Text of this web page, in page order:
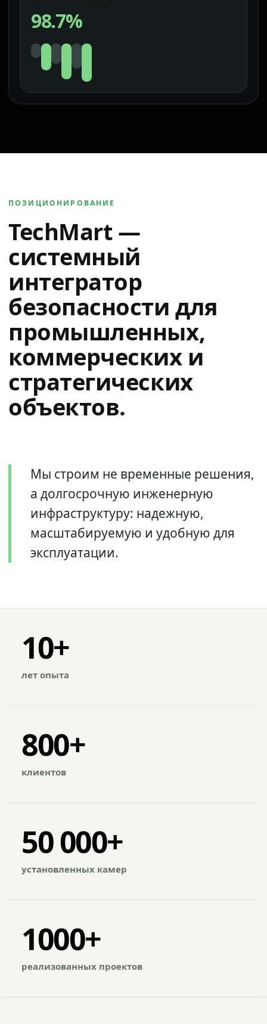
98.7%
ПОЗИЦИОНИРОВАНИЕ
TechMart —
системный
интегратор
безопасности для
промышленных,
коммерческих и
стратегических
объектов.
Мы строим не временные решения,
а долгосрочную инженерную
инфраструктуру: надежную,
масштабируемую и удобную для
эксплуатации.
10+
лет опыта
800+
клиентов
50 000+
установленных камер
1000+
реализованных проектов